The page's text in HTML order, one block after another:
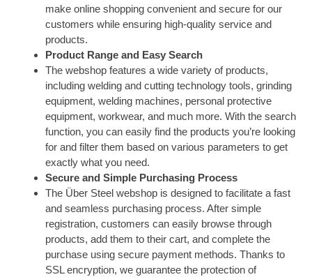
make online shopping convenient and secure for our
customers while ensuring high-quality service and
products.
Product Range and Easy Search
The webshop features a wide variety of products,
including welding and cutting technology tools, grinding
equipment, welding machines, personal protective
equipment, workwear, and much more. With the search
function, you can easily find the products you’re looking
for and filter them based on various parameters to get
exactly what you need.
Secure and Simple Purchasing Process
The Über Steel webshop is designed to facilitate a fast
and seamless purchasing process. After simple
registration, customers can easily browse through
products, add them to their cart, and complete the
purchase using secure payment methods. Thanks to
SSL encryption, we guarantee the protection of